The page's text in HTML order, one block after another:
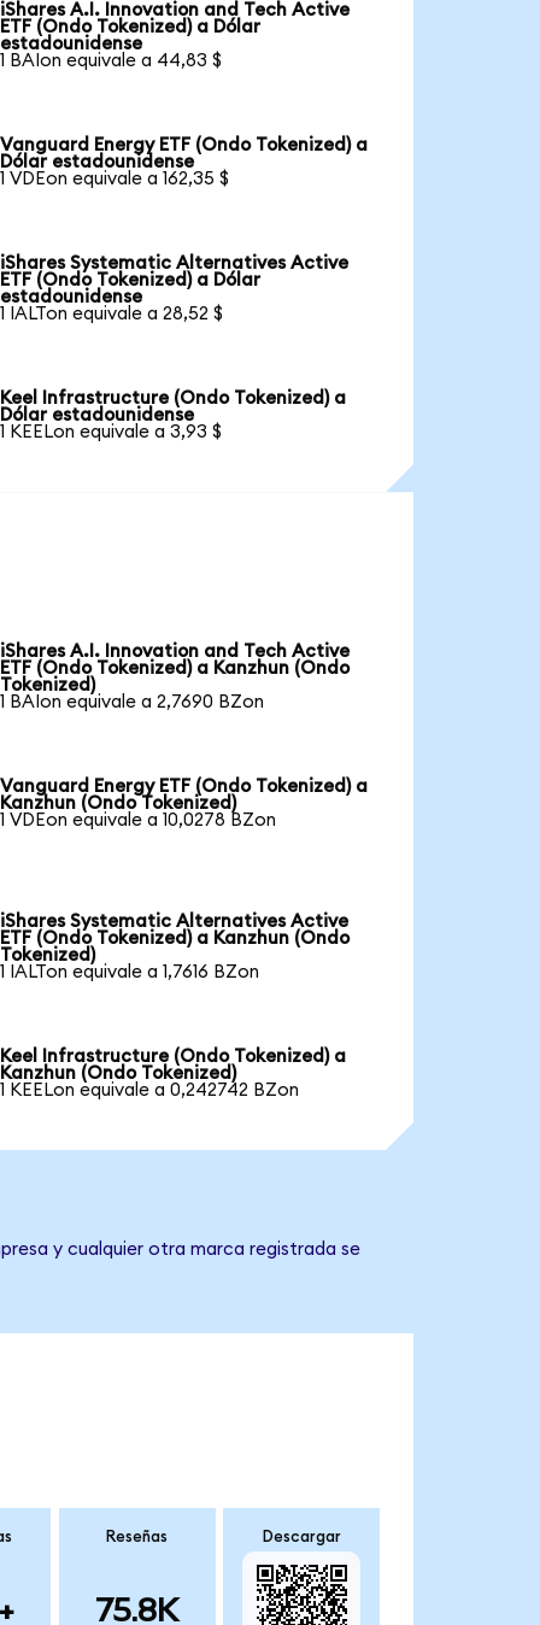
iShares A.I. Innovation and Tech Active
ETF (Ondo Tokenized) a Dólar
estadounidense
1 BAIon equivale a 44,83 $
Vanguard Energy ETF (Ondo Tokenized) a
Dólar estadounidense
1 VDEon equivale a 162,35 $
iShares Systematic Alternatives Active
ETF (Ondo Tokenized) a Dólar
estadounidense
1 IALTon equivale a 28,52 $
Keel Infrastructure (Ondo Tokenized) a
Dólar estadounidense
1 KEELon equivale a 3,93 $
iShares A.I. Innovation and Tech Active
ETF (Ondo Tokenized) a Kanzhun (Ondo
Tokenized)
1 BAIon equivale a 2,7690 BZon
Vanguard Energy ETF (Ondo Tokenized) a
Kanzhun (Ondo Tokenized)
1 VDEon equivale a 10,0278 BZon
iShares Systematic Alternatives Active
ETF (Ondo Tokenized) a Kanzhun (Ondo
Tokenized)
1 IALTon equivale a 1,7616 BZon
Keel Infrastructure (Ondo Tokenized) a
Kanzhun (Ondo Tokenized)
1 KEELon equivale a 0,242742 BZon
y cualquier otra marca registrada se
Reseñas
75.8K
Descargar